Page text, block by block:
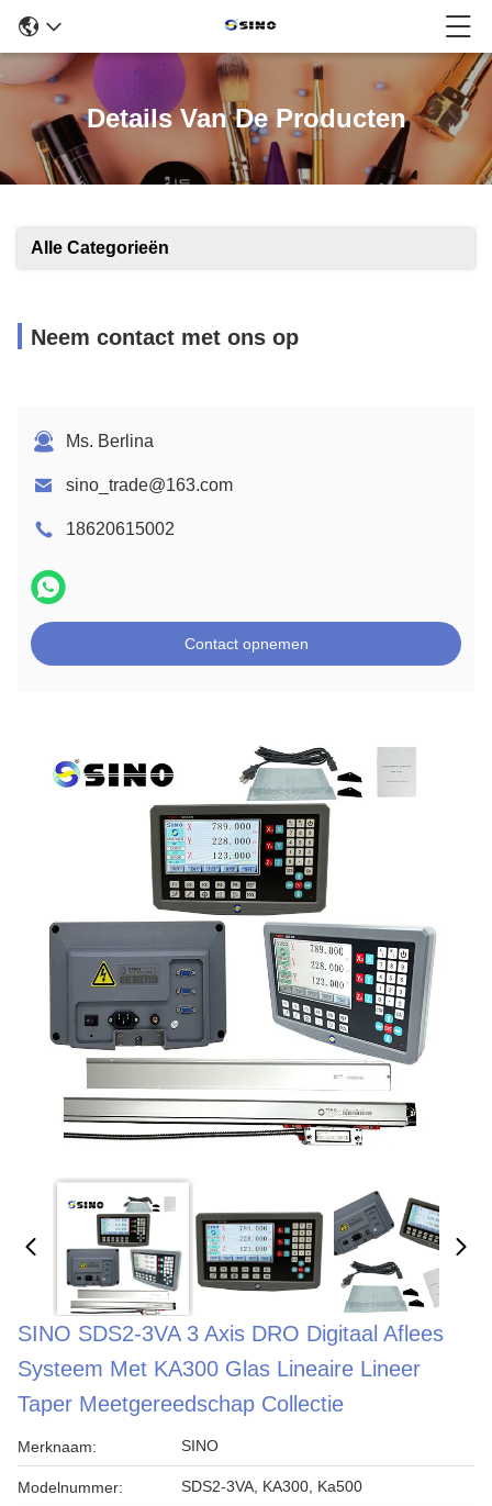
Details Van De Producten
Alle Categorieën
Neem contact met ons op
Ms. Berlina
sino_trade@163.com
18620615002
Contact opnemen
SINO SDS2-3VA 3 Axis DRO Digitaal Aflees
Systeem Met KA300 Glas Lineaire Lineer
Taper Meetgereedschap Collectie
Merknaam: SINO
Modelnummer: SDS2-3VA, KA300, Ka500